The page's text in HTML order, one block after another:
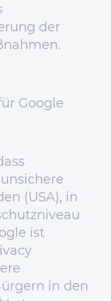
der
Google
(USA), in
ist
in den